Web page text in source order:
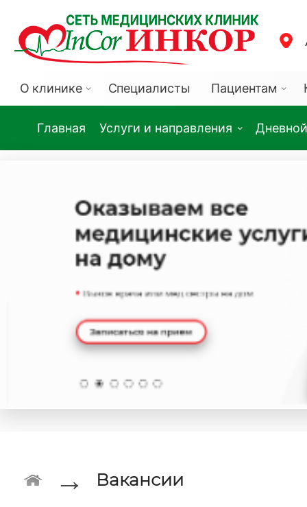
О клинике Специалисты Пациентам
Главная Услуги и направления
→ Вакансии